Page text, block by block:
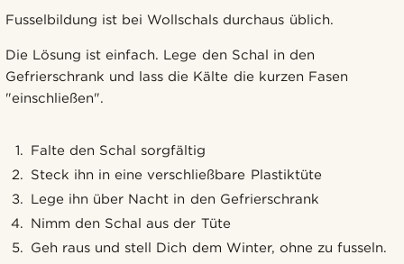
Fusselbildung ist bei Wollschals durchaus üblich.
Die Lösung ist einfach. Lege den Schal in den
Gefrierschrank und lass die Kälte die kurzen Fasen
"einschließen".
Falte den Schal sorgfältig
Steck ihn in eine verschließbare Plastiktüte
Lege ihn über Nacht in den Gefrierschrank
Nimm den Schal aus der Tüte
Geh raus und stell Dich dem Winter, ohne zu fusseln.